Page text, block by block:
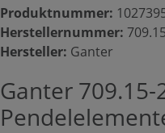
Produktnummer:
Herstellernummer:
Hersteller: Ganter
Ganter